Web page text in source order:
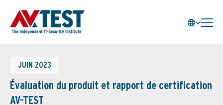
JUIN 2023
Évaluation du produit et rapport de certification
AV-TEST